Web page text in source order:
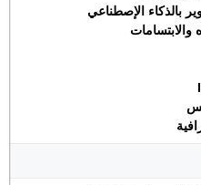
بالذكاء الإصطناعي